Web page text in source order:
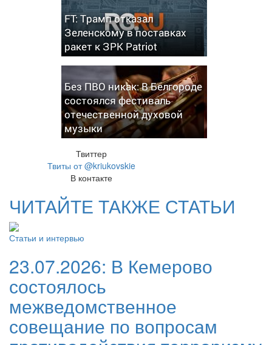
FT: Трамп отказал
Зеленскому в поставках
ракет к ЗРК Patriot
Без ПВО никак: В Белгороде
состоялся фестиваль
отечественной духовой
музыки
Твиттер
Твиты от @kriukovskie
В контакте
ЧИТАЙТЕ ТАКЖЕ СТАТЬИ
Статьи и интервью
23.07.2026: В Кемерово
состоялось
межведомственное
совещание по вопросам